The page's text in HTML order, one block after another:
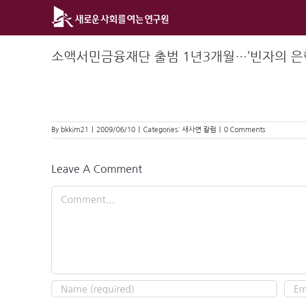
소액서민금융재단 출범 1년3개월…’빈자의 은
By bkkim21 2009/06/10 Categories: 새사연 칼럼 0 Comments
Leave A Comment